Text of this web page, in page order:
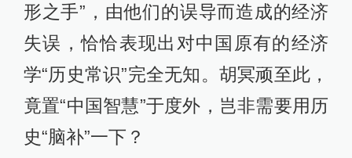
形之手”，由他们的误导而造成的经济
失误，恰恰表现出对中国原有的经济
学“历史常识”完全无知。胡冥顽至此，
竟置“中国智慧”于度外，岂非需要用历
史“脑补”一下？